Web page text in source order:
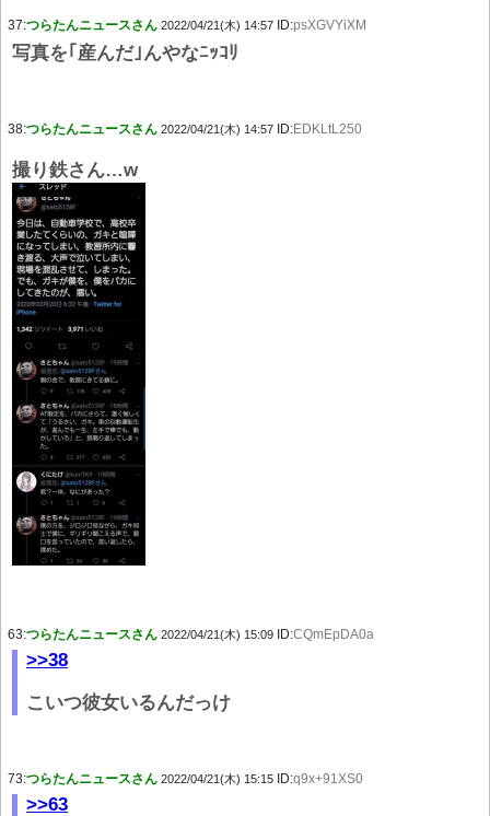
37:つらたんニュースさん 2022/04/21(木) 14:57 ID:psXGVYiXM
写真を｢産んだ｣んやなﾆｯｺﾘ
38:つらたんニュースさん 2022/04/21(木) 14:57 ID:EDKLtL250
撮り鉄さん…w
63:つらたんニュースさん 2022/04/21(木) 15:09 ID:CQmEpDA0a
>>38
こいつ彼女いるんだっけ
73:つらたんニュースさん 2022/04/21(木) 15:15 ID:q9x+91XS0
>>63